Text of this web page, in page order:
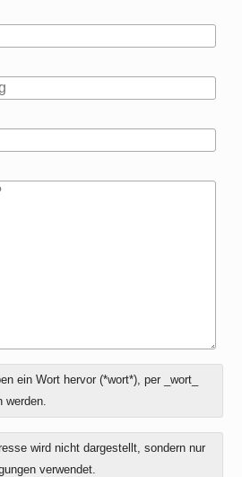
ein Wort hervor (*wort*), per _wort_
werden.
wird nicht dargestellt, sondern nur
verwendet.